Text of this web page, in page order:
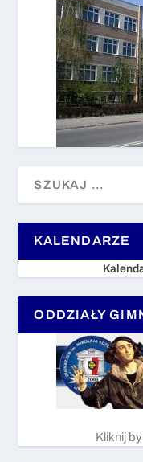
KALENDARZE
ODDZIAŁY
Kliknij